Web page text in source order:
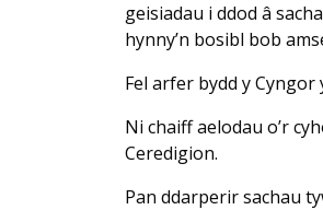
geisiadau i ddod â
hynny’n bosibl bob
Fel arfer bydd y Cyngor
Ni chaiff aelodau o’r
Ceredigion.
Pan ddarperir sachau